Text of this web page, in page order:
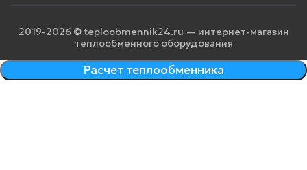
2019-2026 © teploobmennik24.ru — интернет-магазин
теплообменного оборудования
Расчет теплообменника